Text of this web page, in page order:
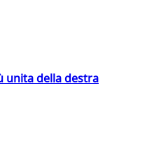
unita della destra